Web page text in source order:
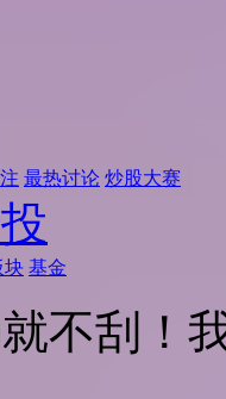
最热讨论 炒股大赛
块 基金
不刮！